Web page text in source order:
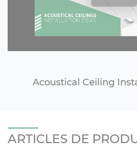
Acoustical Ceiling
ARTICLES DE